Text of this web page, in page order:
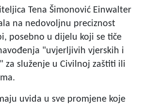
Tena Šimonović Einwalter
na nedovoljnu preciznost
posebno u dijelu koji se tiče
"uvjerljivih vjerskih i
za služenje u Civilnoj zaštiti ili
uvida u sve promjene koje